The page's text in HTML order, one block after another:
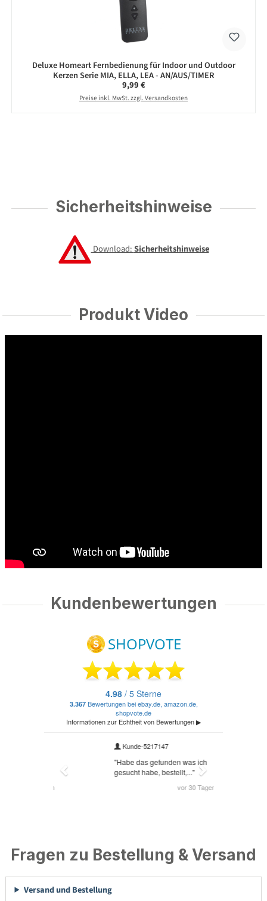
Deluxe Homeart Fernbedienung für Indoor und Outdoor
Kerzen Serie MIA, ELLA, LEA - AN/AUS/TIMER
Regulärer Preis:
9,99 €
Preise inkl. MwSt. zzgl. Versandkosten
Sicherheitshinweise
Download:Sicherheitshinweise
Produkt Video
Kundenbewertungen
Fragen zu Bestellung & Versand
Versand und Bestellung